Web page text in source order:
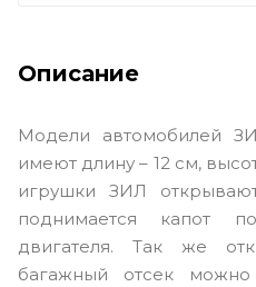
Описание
Модели автомобилей
имеют длину – 12 см,
игрушки ЗИЛ
поднимается капот
двигателя. Так же
багажный отсек